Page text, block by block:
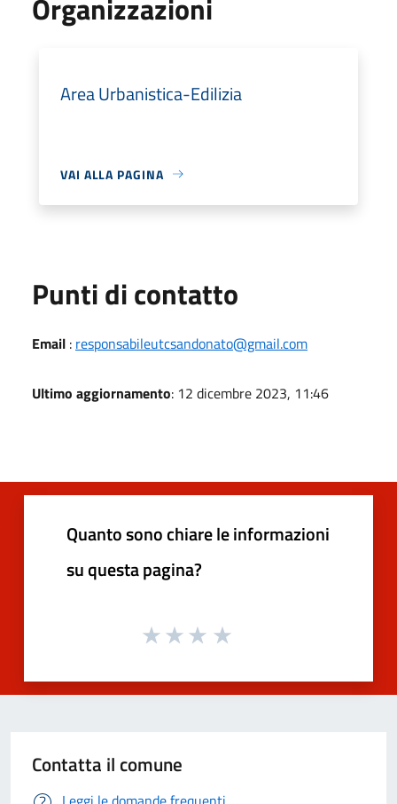
Organizzazioni
Area Urbanistica-Edilizia
VAI ALLA PAGINA
Punti di contatto
Email : responsabileutcsandonato@gmail.com
Ultimo aggiornamento: 12 dicembre 2023, 11:46
Quanto sono chiare le informazioni
su questa pagina?
Contatta il comune